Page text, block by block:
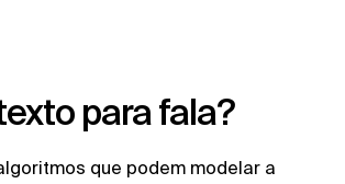
para fala?
que podem modelar a